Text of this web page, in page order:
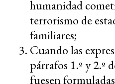
humanidad
terrorismo de
familiares;
Cuando las
párrafos 1.º y 2.º
fuesen